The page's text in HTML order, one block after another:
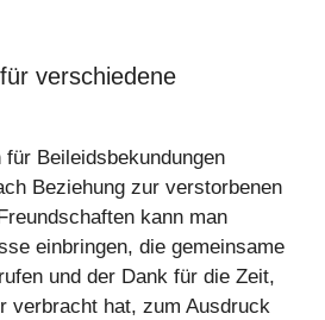
verschiedene
für Beileidsbekundungen
Beziehung zur verstorbenen
kann man
einbringen, die gemeinsame
und der Dank für die Zeit,
verbracht hat, zum Ausdruck